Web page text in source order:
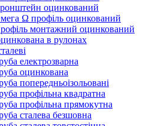
оцинкований
Ω профіль оцинкований
монтажний оцинкований
в рулонах
електрозварна
оцинкована
попередньоізольовані
профільна квадратна
профільна прямокутна
сталева безшовна